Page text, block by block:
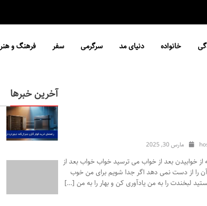
خانواده دنیای مد سرگرمی سفر فرهنگ و هنر
مارس 30, 2025
خوابیدن بعد از خواب می ترسید خواب خواب بعد از
را از دست نمی دهد اگر جدا شویم برای من خوب
لبخندت را به من یادآوری کن و بهار را به من […]
آخرین خبرها